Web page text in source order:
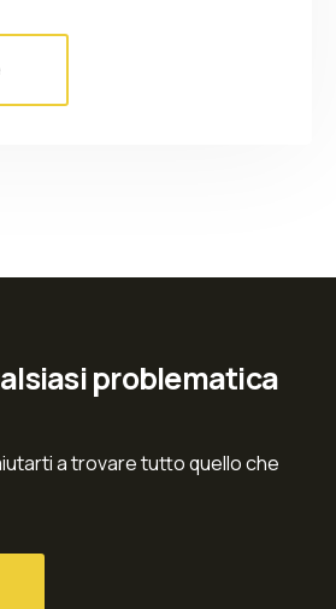
problematica
a trovare tutto quello che